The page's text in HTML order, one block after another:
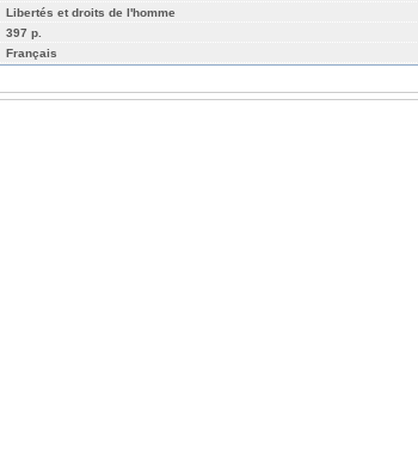
Libertés et droits de l'homme
397 p.
Français